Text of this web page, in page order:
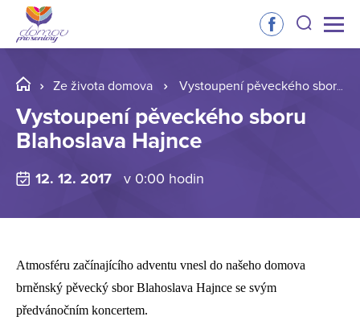
Ze života domova Vystoupení pěveckého sboru Blahoslava Hajnce
Vystoupení pěveckého sboru
Blahoslava Hajnce
12. 12. 2017 v 0:00 hodin
Atmosféru začínajícího adventu vnesl do našeho domova
brněnský pěvecký sbor Blahoslava Hajnce se svým
předvánočním koncertem.